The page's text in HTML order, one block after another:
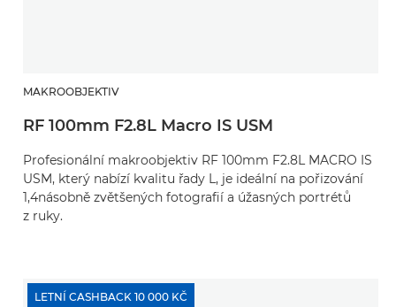
MAKROOBJEKTIV
RF 100mm F2.8L Macro IS USM
Profesionální makroobjektiv RF 100mm F2.8L MACRO IS
USM, který nabízí kvalitu řady L, je ideální na pořizování
1,4násobně zvětšených fotografií a úžasných portrétů
z ruky.
LETNÍ CASHBACK 10 000 KČ